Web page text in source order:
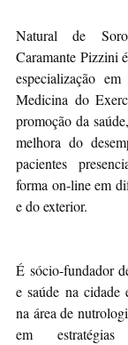
Natural de
Caramante Pizzini
especialização
Medicina do
promoção da
melhora do
pacientes
forma on-line em
e do exterior.
É sócio-fundador
e saúde na cidade
na área de
em estratégias